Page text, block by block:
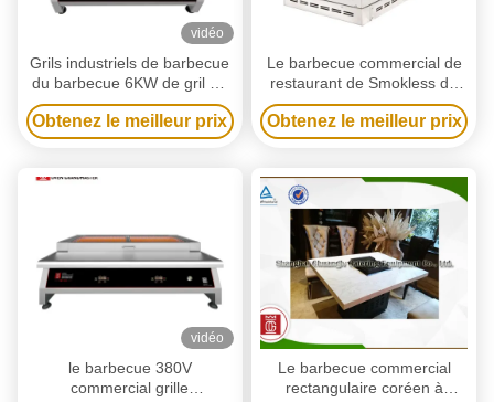
vidéo
Grils industriels de barbecue
du barbecue 6KW de gril de
mollusques et crustacés
commerciaux de restaurant
Obtenez le meilleur prix
Le barbecue commercial de
restaurant de Smokless de
Tableau de gril de
BARBECUE grille la taille
ajustable
Obtenez le meilleur prix
vidéo
le barbecue 380V
commercial grille
Le barbecue commercial
rectangulaire coréen à